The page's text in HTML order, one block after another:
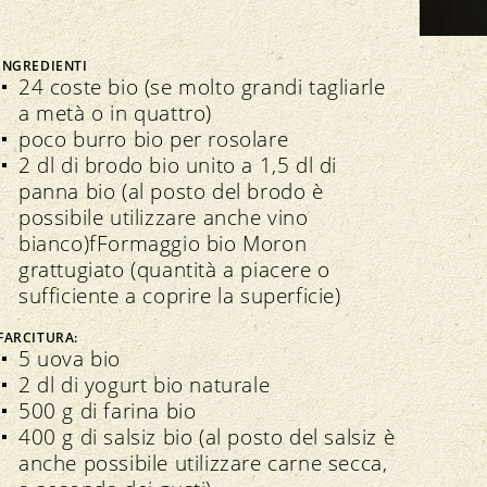
Direttive
Controllo
Importazione
Assicurazione della qualità
Assemblea dei delegati
seno all’associazione
Direttive
Commercio specializzato bio
24 coste bio (se molto grandi tagliarle
a metà o in quattro)
poco burro bio per rosolare
2 dl di brodo bio unito a 1,5 dl di
panna bio (al posto del brodo è
possibile utilizzare anche vino
bianco)fFormaggio bio Moron
grattugiato (quantità a piacere o
sufficiente a coprire la superficie)
5 uova bio
2 dl di yogurt bio naturale
500 g di farina bio
400 g di salsiz bio (al posto del salsiz è
anche possibile utilizzare carne secca,